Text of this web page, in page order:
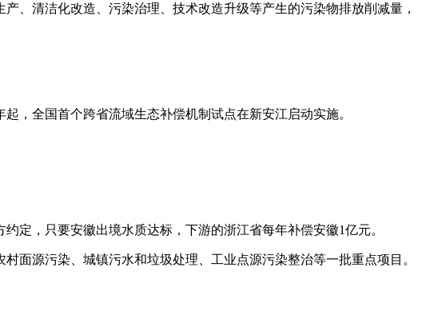
、清洁化改造、污染治理、技术改造升级等产生的污染物排放削减量，
，全国首个跨省流域生态补偿机制试点在新安江启动实施。
定，只要安徽出境水质达标，下游的浙江省每年补偿安徽1亿元。
面源污染、城镇污水和垃圾处理、工业点源污染整治等一批重点项目。